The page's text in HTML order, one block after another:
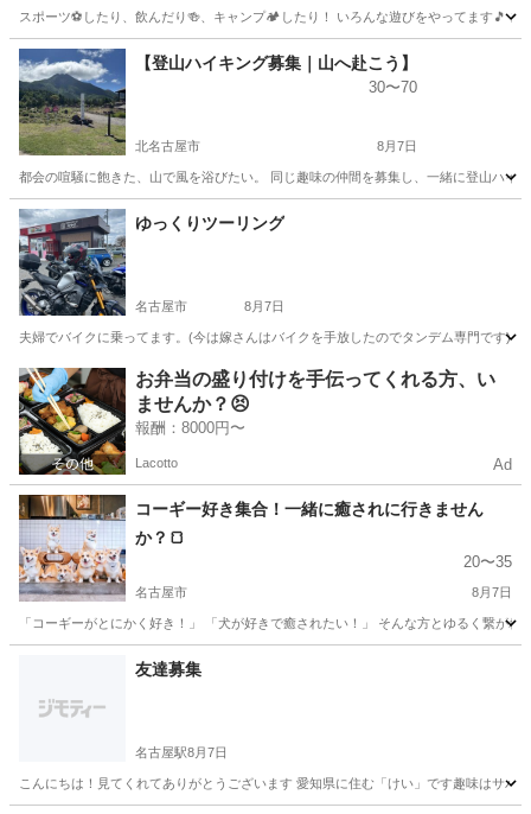
スポーツ⚽️したり、飲んだり🍻、キャンプ🏕️したり！ いろんな遊びをやってます🎵
愛知 名古屋市 友達 コミュニティ
【登山ハイキング募集｜山へ赴こう】
30〜70
北名古屋市 8月7日
都会の喧騒に飽きた、山で風を浴びたい。 同じ趣味の仲間を募集し、一緒に登山ハ
愛知 北名古屋市 その他
ゆっくりツーリング
名古屋市 8月7日
夫婦でバイクに乗ってます。(今は嫁さんはバイクを手放したのでタンデム専門です)
愛知 名古屋市 ツーリング 夫婦
お弁当の盛り付けを手伝ってくれる方、い
ませんか？😣
報酬：8000円〜
Lacotto Ad
コーギー好き集合！一緒に癒されに行きません
か？🍞
20〜35
名古屋市 8月7日
「コーギーがとにかく好き！」 「犬が好きで癒されたい！」 そんな方とゆるく繋が
友達
友達募集
名古屋駅8月7日
こんにちは！見てくれてありがとうございます 愛知県に住む「けい」です趣味はサ